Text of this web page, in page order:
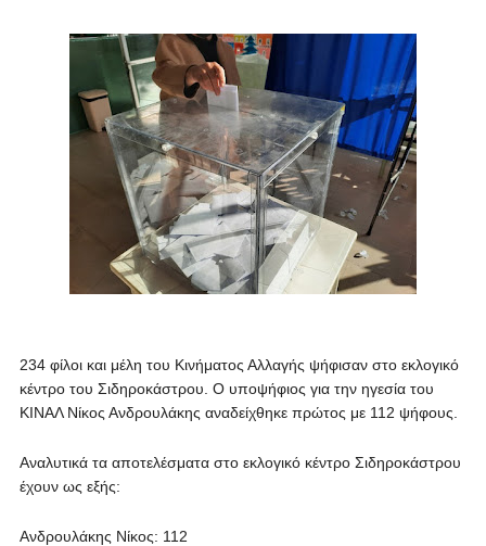
234 φίλοι και μέλη του Κινήματος Αλλαγής ψήφισαν στο εκλογικό
κέντρο του Σιδηροκάστρου. Ο υποψήφιος για την ηγεσία του
ΚΙΝΑΛ Νίκος Ανδρουλάκης αναδείχθηκε πρώτος με 112 ψήφους.
Αναλυτικά τα αποτελέσματα στο εκλογικό κέντρο Σιδηροκάστρου
έχουν ως εξής:
Ανδρουλάκης Νίκος: 112